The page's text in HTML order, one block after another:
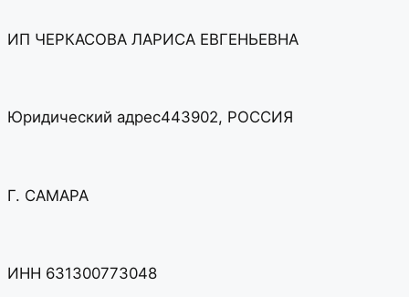
ИП ЧЕРКАСОВА ЛАРИСА ЕВГЕНЬЕВНА
Юридический адрес443902, РОССИЯ
Г. САМАРА
ИНН 631300773048